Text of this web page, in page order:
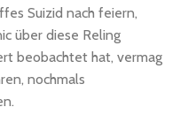
Suizid nach feiern,
über diese Reling
beobachtet hat, vermag
nochmals